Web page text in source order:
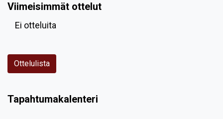
Viimeisimmät ottelut
Ei otteluita
Ottelulista
Tapahtumakalenteri